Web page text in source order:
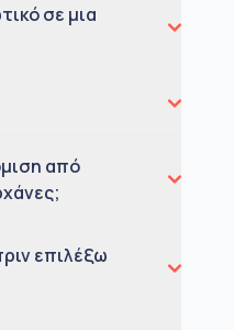
σε μια
από
επιλέξω